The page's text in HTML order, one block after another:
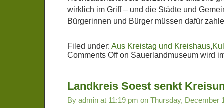
wirklich im Griff – und die Städte und
Bürgerinnen und Bürger müssen dafür
Filed under: Aus Kreistag und Kreishaus,
Comments Offon Sauerlandmuseum wird
Landkreis Soest senkt
By admin at 11:19 pm on Thursday, December